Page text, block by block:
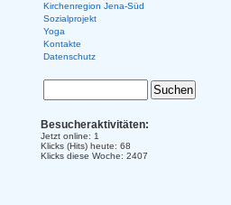
Kirchenregion Jena-Süd
Sozialprojekt
Yoga
Kontakte
Datenschutz
Besucheraktivitäten:
Jetzt online: 1
Klicks (Hits) heute: 68
Klicks diese Woche: 2407